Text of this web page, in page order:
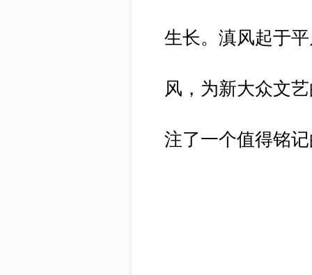
生长。滇风起于
风，为新大众文
注了一个值得铭